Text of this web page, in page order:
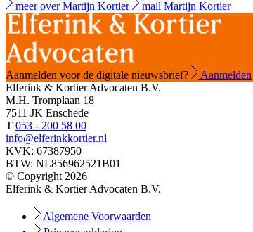
meer over Martijn Kortier mail Martijn Kortier
Aanmelden voor de digitale nieuwsbrief?
Aanmelden
Elferink & Kortier Advocaten B.V.
M.H. Tromplaan 18
7511 JK Enschede
T 053 - 200 58 00
info@elferinkkortier.nl
KVK: 67387950
BTW: NL856962521B01
© Copyright 2026
Elferink & Kortier Advocaten B.V.
Algemene Voorwaarden